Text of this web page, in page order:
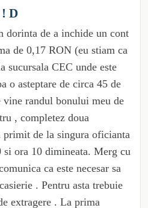
D
de a inchide un cont
de 0,17 RON (eu stiam ca
sucursala CEC unde este
o asteptare de circa 45 de
randul bonului meu de
, completez doua
primit de la singura oficianta
si ora 10 dimineata. Merg cu
ca este necesar sa
. Pentru asta trebuie
extragere . La prima